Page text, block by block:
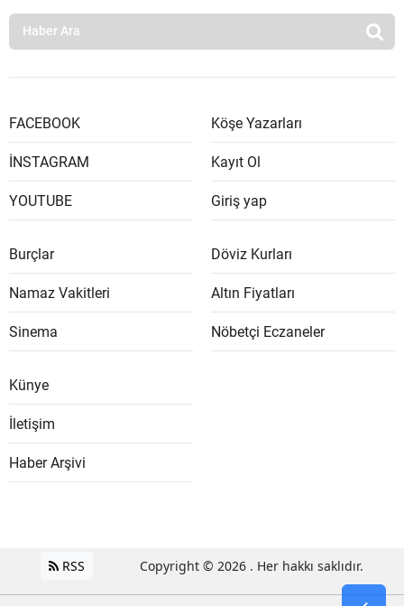
FACEBOOK
İNSTAGRAM
YOUTUBE
Köşe Yazarları
Kayıt Ol
Giriş yap
Burçlar
Namaz Vakitleri
Sinema
Döviz Kurları
Altın Fiyatları
Nöbetçi Eczaneler
Künye
İletişim
Haber Arşivi
RSS Copyright © 2026 . Her hakkı saklıdır.